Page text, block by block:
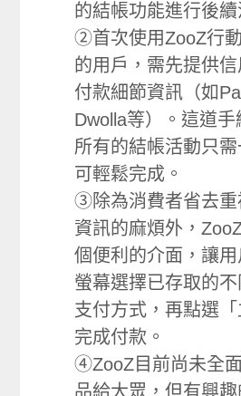
的結帳功能進行後續
②首次使用ZooZ行
的用戶，需先提供
付款細節資訊（如
Dwolla等）。這道手
所有的結帳活動只
可輕鬆完成。
③除為消費者省去重
資訊的麻煩外，
個便利的介面，讓
螢幕選擇已存取的
支付方式，再點選「
完成付款。
④ZooZ目前尚未全
品給大眾，但有興